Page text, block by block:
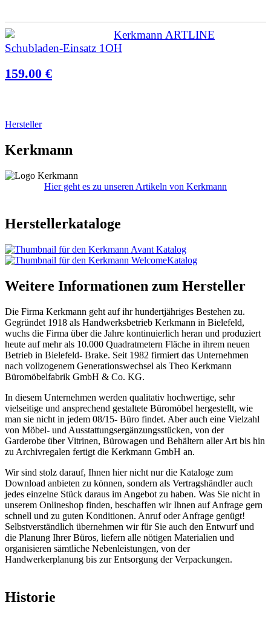
Kerkmann ARTLINE
Schubladen-Einsatz 1OH
159.00 €
Hersteller
Kerkmann
Hier geht es zu unseren Artikeln von Kerkmann
Herstellerkataloge
Weitere Informationen zum Hersteller
Die Firma Kerkmann geht auf ihr hundertjähriges Bestehen zu.
Gegründet 1918 als Handwerksbetrieb Kerkmann in Bielefeld,
wuchs die Firma über die Jahre kontinuierlich heran und produziert
heute auf mehr als 10.000 Quadratmetern Fläche in ihrem neuen
Betrieb in Bielefeld- Brake. Seit 1982 firmiert das Unternehmen
nach vollzogenem Generationswechsel als Theo Kerkmann
Büromöbelfabrik GmbH & Co. KG.
In diesem Unternehmen werden qualitativ hochwertige, sehr
vielseitige und ansprechend gestaltete Büromöbel hergestellt, wie
man sie nicht in jedem 08/15- Büro findet. Aber auch eine Vielzahl
von Möbel- und Ausstattungsergänzungsstücken, von der
Garderobe über Vitrinen, Bürowagen und Behältern aller Art bis hin
zu Archivregalen fertigt die Kerkmann GmbH an.
Wir sind stolz darauf, Ihnen hier nicht nur die Kataloge zum
Download anbieten zu können, sondern als Vertragshändler auch
jedes einzelne Stück daraus im Angebot zu haben. Was Sie nicht in
unserem Onlineshop finden, beschaffen wir Ihnen auf Anfrage gern
schnell und zu guten Konditionen. Anruf oder Anfrage genügt!
Selbstverständlich übernehmen wir für Sie auch den Entwurf und
die Planung Ihrer Büros, liefern alle nötigen Materialien und
organisieren sämtliche Nebenleistungen, von der
Handwerkerplanung bis zur Entsorgung der Verpackungen.
Historie